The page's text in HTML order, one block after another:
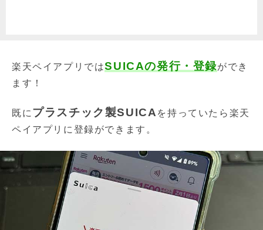
楽天ペイアプリではSUICAの発行・登録ができ
ます！
既に プラスチック製SUICA を持っていたら楽天
ペイアプリに登録ができます。